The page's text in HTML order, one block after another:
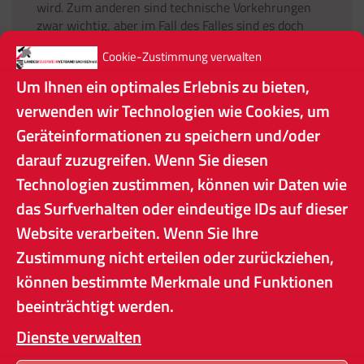
Cookie-Zustimmung verwalten
Um Ihnen ein optimales Erlebnis zu bieten,
verwenden wir Technologien wie Cookies, um
Geräteinformationen zu speichern und/oder
darauf zuzugreifen. Wenn Sie diesen
Technologien zustimmen, können wir Daten wie
das Surfverhalten oder eindeutige IDs auf dieser
Website verarbeiten. Wenn Sie Ihre
Zustimmung nicht erteilen oder zurückziehen,
können bestimmte Merkmale und Funktionen
beeinträchtigt werden.
Dienste verwalten
wird. Zum anderen sind technische Vorkehrungen
zwar wichtig, aber im Fall des Falles sind es doch
Menschen, die auch improvisieren können. Und auch
technische Lösungen erfordern eine regelmäßige
Wartung und Überprüfung. Eine deutsche Studie hat
etwa festgestellt, dass der Treibstoff von etwa 60%
(!) der überprüften Notstromeinrichtungen
unbrauchbar war.
In den vom Referat Technik des
Landesfeuerwehrverbandes Sachsen e.V.
erarbeiteten Hinweisen für die Feuerwehren
handelt es sich nicht um das Szenario
„Stromausfall“, sondern um einen weitreichenden
Strom- sowie gleichzeitigen Infrastrukturausfall. Die
Hinweise zur organisatorisch-technischen
Betrachtung diese Szenarios aus Feuerwehrsicht
sind im Folgenden abgedruckt und können auch auf
der Homepage des Landesfeuerwehrverbandes
Sachsen e.V. heruntergeladen werden.